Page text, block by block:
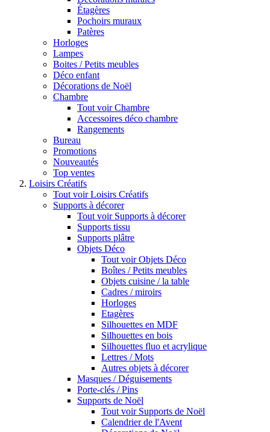
Étagères
Pochoirs muraux
Patères
Horloges
Lampes
Boites / Petits meubles
Déco enfant
Décorations de Noël
Chambre
Tout voir Chambre
Accessoires déco chambre
Rangements
Bureau
Promotions
Nouveautés
Top ventes
Loisirs Créatifs
Tout voir Loisirs Créatifs
Supports à décorer
Tout voir Supports à décorer
Supports tissu
Supports plâtre
Objets Déco
Tout voir Objets Déco
Boîtes / Petits meubles
Objets cuisine / la table
Cadres / miroirs
Horloges
Etagères
Silhouettes en MDF
Silhouettes en bois
Silhouettes fluo et acrylique
Lettres / Mots
Autres objets à décorer
Masques / Déguisements
Porte-clés / Pins
Supports de Noël
Tout voir Supports de Noël
Calendrier de l'Avent